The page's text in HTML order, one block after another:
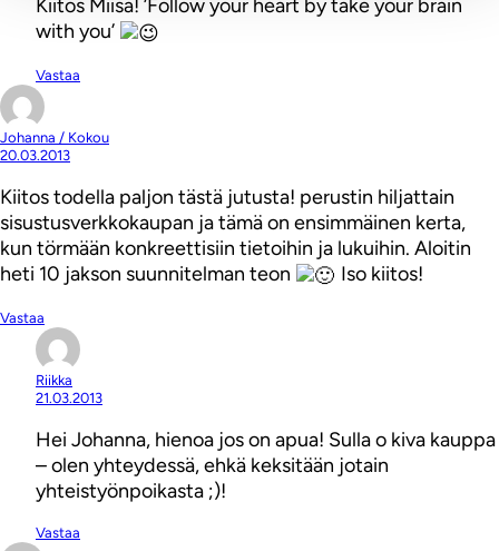
Kiitos Miisa! ’Follow your heart by take your brain
with you’
Vastaa
Johanna / Kokou
20.03.2013
Kiitos todella paljon tästä jutusta! perustin hiljattain
sisustusverkkokaupan ja tämä on ensimmäinen kerta,
kun törmään konkreettisiin tietoihin ja lukuihin. Aloitin
heti 10 jakson suunnitelman teon
Iso kiitos!
Vastaa
Riikka
21.03.2013
Hei Johanna, hienoa jos on apua! Sulla o kiva kauppa
– olen yhteydessä, ehkä keksitään jotain
yhteistyönpoikasta ;)!
Vastaa